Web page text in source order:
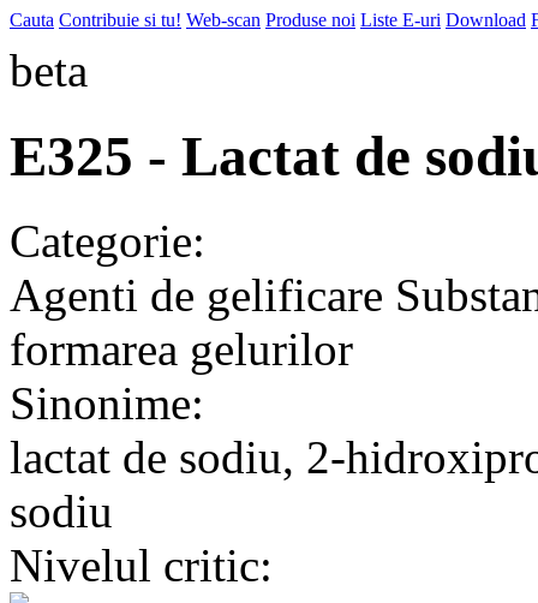
Cauta Contribuie si tu! Web-scan Produse noi Liste E-uri Download
beta
E325 - Lactat de
Categorie:
Agenti de gelificare
formarea gelurilor
Sinonime:
lactat de sodiu, 2-
sodiu
Nivelul critic: